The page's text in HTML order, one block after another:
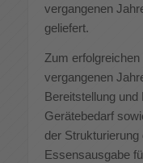
vergangenen
geliefert.
Zum
vergangenen
Bereitstellung
Gerätebedarf
der
Essensausgabe